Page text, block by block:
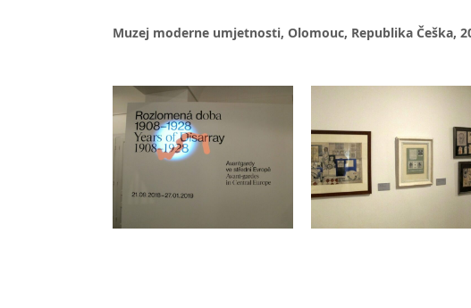
Muzej moderne umjetnosti, Olomouc, Republika Češka,